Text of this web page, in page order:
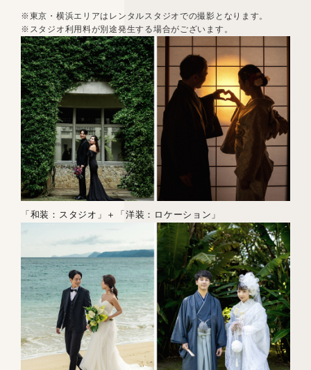
※東京・横浜エリアはレンタルスタジオでの撮影となります。
※スタジオ利用料が別途発生する場合がございます。
「和装：スタジオ」＋「洋装：ロケーション」